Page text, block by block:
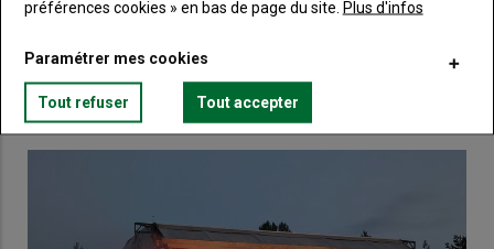
Créez un compte
VOUS AIMEREZ AUSSI
préférences cookies » en bas de page du site. Plus d'infos
Paramétrer mes cookies
Tout refuser Tout accepter